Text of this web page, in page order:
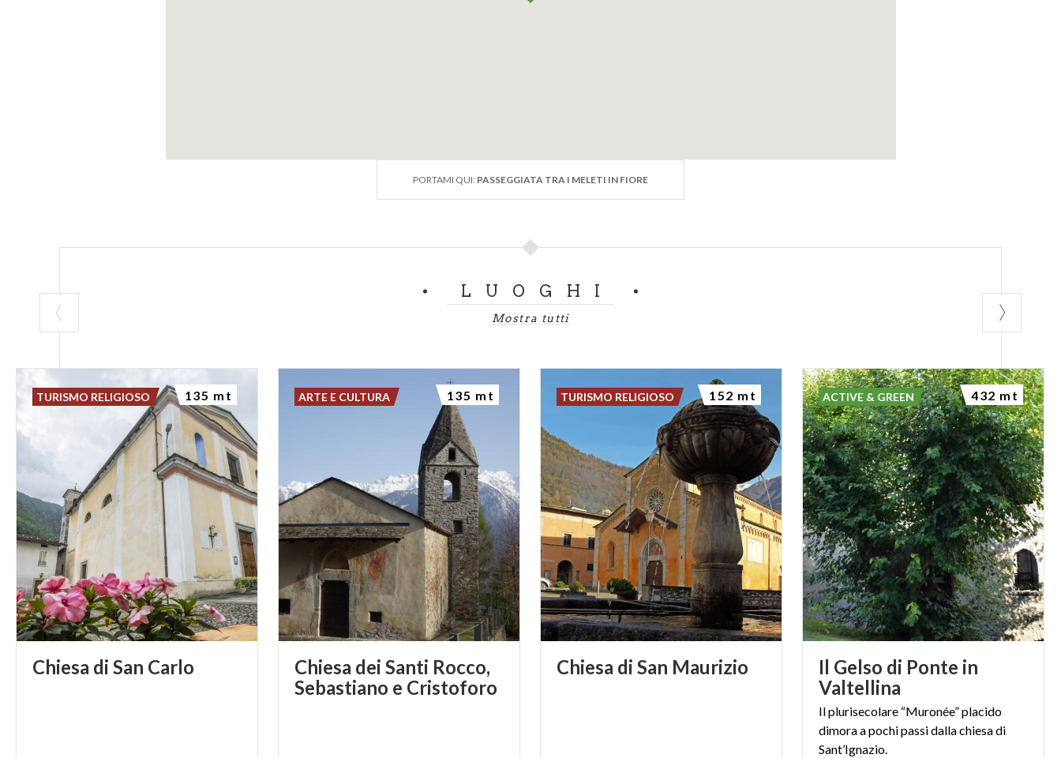
PORTAMI QUI: PASSEGGIATA TRA I MELETI IN FIORE
LUOGHI
Mostra tutti
Chiesa di San Carlo
TURISMO RELIGIOSO 135 mt
Chiesa dei Santi Rocco,
Sebastiano e Cristoforo
ARTE E CULTURA 135 mt
Chiesa di San Maurizio
TURISMO RELIGIOSO 152 mt
Il Gelso di Ponte in
Valtellina
Il plurisecolare “Muronée” placido
dimora a pochi passi dalla chiesa di
Sant’Ignazio.
ACTIVE & GREEN 432 mt